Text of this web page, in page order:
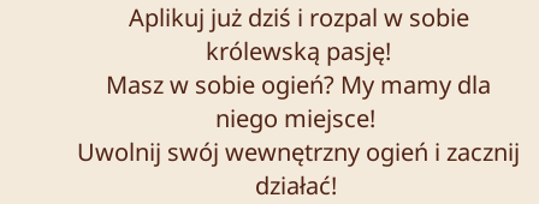
Aplikuj już dziś i rozpal w sobie
królewską pasję!
Masz w sobie ogień? My mamy dla
niego miejsce!
Uwolnij swój wewnętrzny ogień i zacznij
działać!